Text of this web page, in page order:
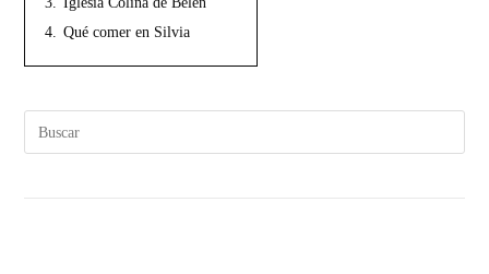
4.
Qué comer en Silvia